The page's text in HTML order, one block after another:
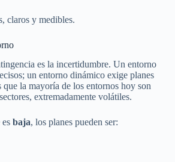
claros y medibles.
es la incertidumbre. Un entorno
un entorno dinámico exige planes
la mayoría de los entornos hoy son
extremadamente volátiles.
baja, los planes pueden ser: